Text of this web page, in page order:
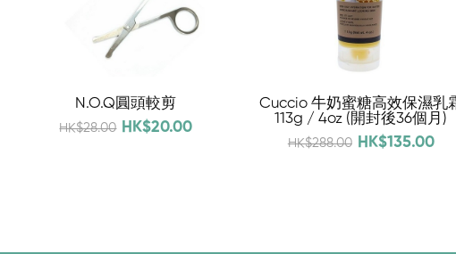
N.O.Q圓頭較剪
HK$28.00 HK$20.00
Cuccio 牛奶蜜糖高效保濕乳
113g / 4oz (開封後36個月)
HK$288.00 HK$135.00